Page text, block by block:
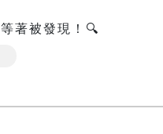
著被發現！🔍